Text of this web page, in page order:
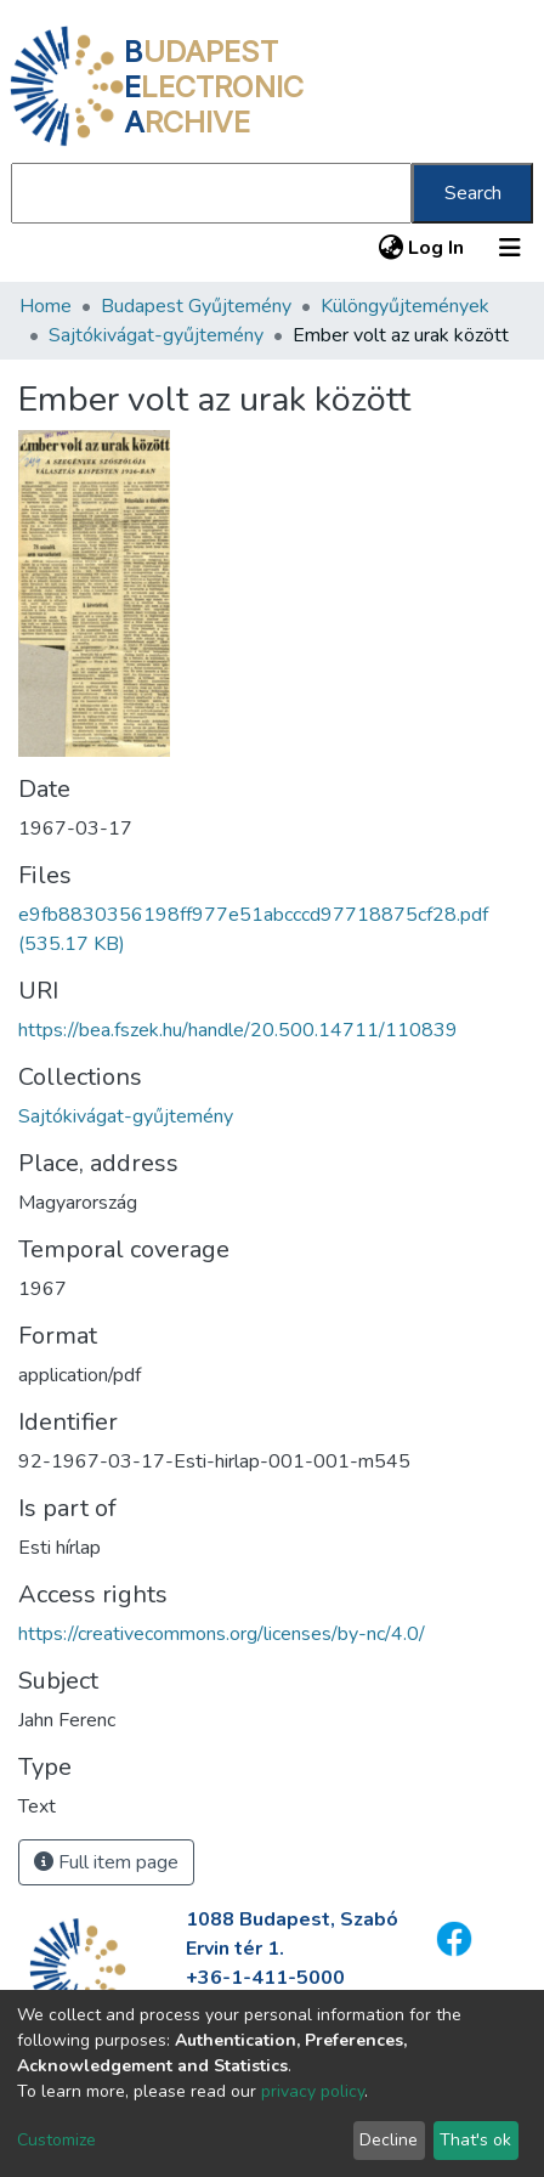
BUDAPEST
ELECTRONIC
ARCHIVE
Search
Log In (current)
Communities & Collections
Statistics
About us
Home Budapest Gyűjtemény
Különgyűjtemények
Sajtókivágat-gyűjtemény
Ember volt az urak között
Ember volt az urak között
Date
1967-03-17
Files
e9fb8830356198ff977e51abcccd97718875cf28.pdf
(535.17 KB)
URI
https://bea.fszek.hu/handle/20.500.14711/110839
Collections
Sajtókivágat-gyűjtemény
Place, address
Magyarország
Temporal coverage
1967
Format
application/pdf
Identifier
92-1967-03-17-Esti-hirlap-001-001-m545
Is part of
Esti hírlap
Access rights
https://creativecommons.org/licenses/by-nc/4.0/
Subject
Jahn Ferenc
Type
Text
Full item page
1088 Budapest, Szabó
Ervin tér 1.
+36-1-411-5000
info@fszek.hu
https://fszek.hu
We collect and process your personal information for the
following purposes: Authentication, Preferences,
Acknowledgement and Statistics.
To learn more, please read our privacy policy.
Customize Decline That's ok